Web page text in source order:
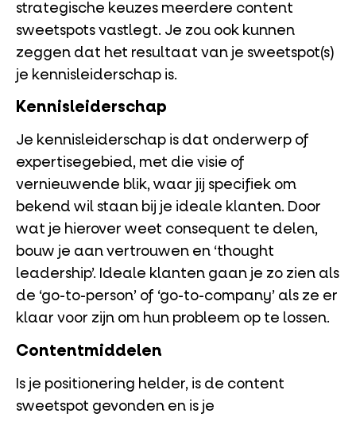
strategische keuzes meerdere content
sweetspots vastlegt. Je zou ook kunnen
zeggen dat het resultaat van je sweetspot(s)
je kennisleiderschap is.
Kennisleiderschap
Je kennisleiderschap is dat onderwerp of
expertisegebied, met die visie of
vernieuwende blik, waar jij specifiek om
bekend wil staan bij je ideale klanten. Door
wat je hierover weet consequent te delen,
bouw je aan vertrouwen en ‘thought
leadership’. Ideale klanten gaan je zo zien als
de ‘go-to-person’ of ‘go-to-company’ als ze er
klaar voor zijn om hun probleem op te lossen.
Contentmiddelen
Is je positionering helder, is de content
sweetspot gevonden en is je